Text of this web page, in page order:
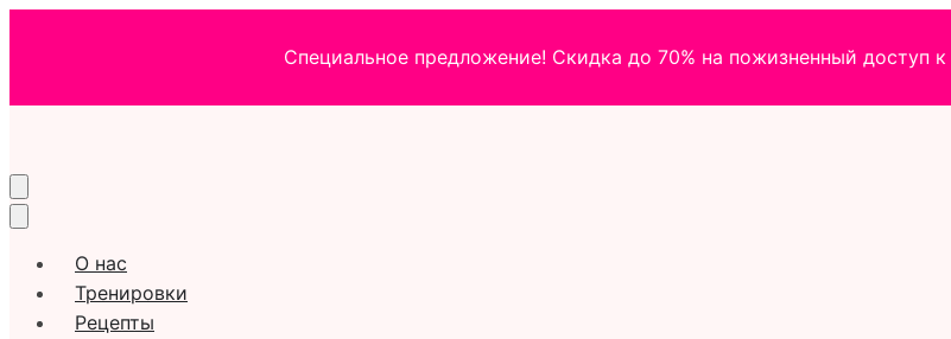
Специальное предложение! Скидка до 70% на пожизненный доступ
О нас
Тренировки
Рецепты